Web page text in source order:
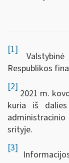
[1]
Respublikos
[2]
2021 m.
kuria iš
srityje.
[3]